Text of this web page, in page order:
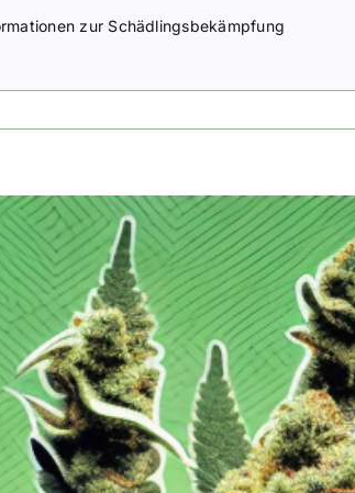
zur Schädlingsbekämpfung